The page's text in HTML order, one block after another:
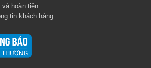
hoàn tiền
tin khách hàng